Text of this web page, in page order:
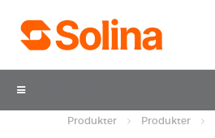
Produkter Produkter